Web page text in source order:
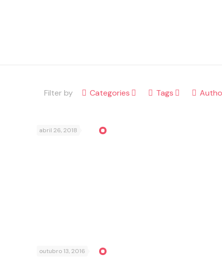
Filter by Categories Tags
abril 26, 2018
outubro 13, 2016